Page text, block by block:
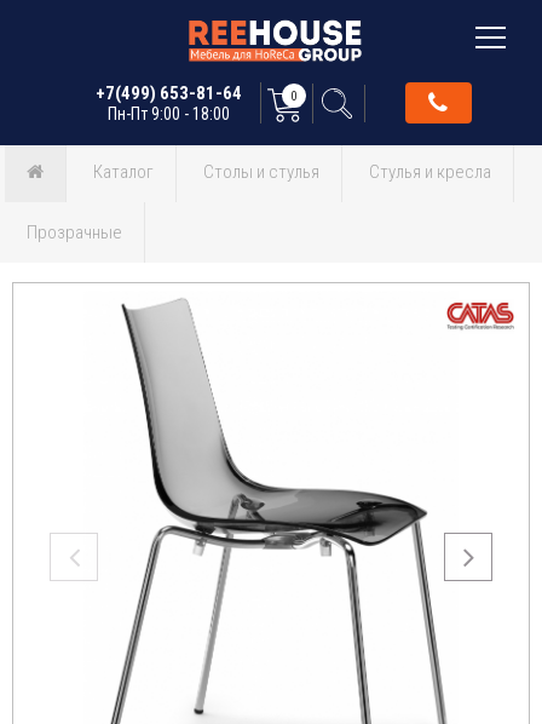
+7(499) 653-81-64
Пн-Пт 9:00 - 18:00
0
Каталог Столы и стулья Стулья и кресла
Прозрачные